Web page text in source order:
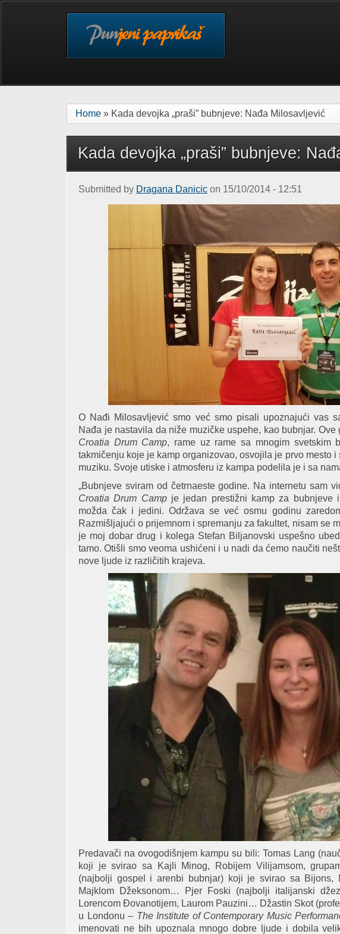
Home » Kada devojka „praši” bubnjeve: Nađa Milosavljević
Kada devojka „praši” bubnjeve:
Submitted by Dragana Danicic on 15/10/2014 - 12:51
O Nađi Milosavljević smo već smo pisali upoznajući vas
Nađa je nastavila da niže muzičke uspehe, kao bubnjar.
Croatia Drum Camp, rame uz rame sa mnogim svetskim
takmičenju koje je kamp organizovao, osvojila je prvo mesto
muziku. Svoje utiske i atmosferu iz kampa podelila je i sa
„Bubnjeve sviram od četrnaeste godine. Na internetu sam
Croatia Drum Campje jedan prestižni kamp za bubnjeve
možda čak i jedini. Održava se već osmu godinu
Razmišljajući o prijemnom i spremanju za fakultet, nisam se
je moj dobar drug i kolega Stefan Biljanovski uspešno
tamo. Otišli smo veoma ushićeni i u nadi da ćemo naučiti
nove ljude iz različitih krajeva.
Predavači na ovogodišnjem kampu su bili: Tomas Lang
koji je svirao sa Kajli Minog, Robijem Vilijamsom,
(najbolji gospel i arenbi bubnjar) koji je svirao sa Bijons,
Majklom Džeksonom… Pjer Foski (najbolji italijanski
Lorencom Đovanotijem, Laurom Pauzini… Džastin Skot
u Londonu – The Institute of Contemporary Music
imenovati ne bih upoznala mnogo dobre ljude i dobila